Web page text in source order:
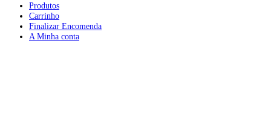
Produtos
Carrinho
Finalizar Encomenda
A Minha conta